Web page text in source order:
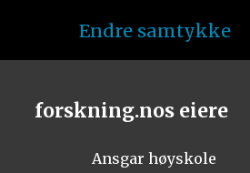
Endre samtykke
forskning.nos eiere
Ansgar høyskole